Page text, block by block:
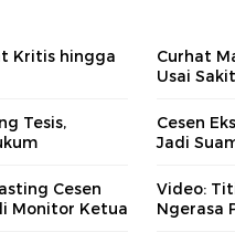
Kritis hingga
Curhat
Usai
Tesis,
Cesen
Jadi
Cesen
Monitor Ketua
Video:
Ngerasa